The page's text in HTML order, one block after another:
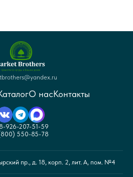
О насКонтакты
8-926-207-51-59
550-85-78
пр., д. 18, корп. 2, лит. А, пом. №4